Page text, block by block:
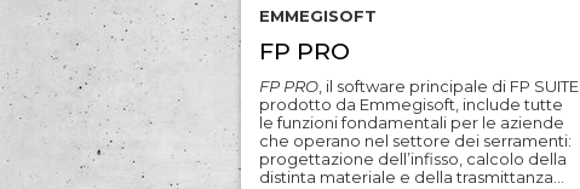
EMMEGISOFT
FP PRO
FP PRO , il software principale di FP SUITE
prodotto da Emmegisoft, include tutte
le funzioni fondamentali per le aziende
che operano nel settore dei serramenti:
progettazione dell’infisso, calcolo della
distinta materiale e della trasmittanza